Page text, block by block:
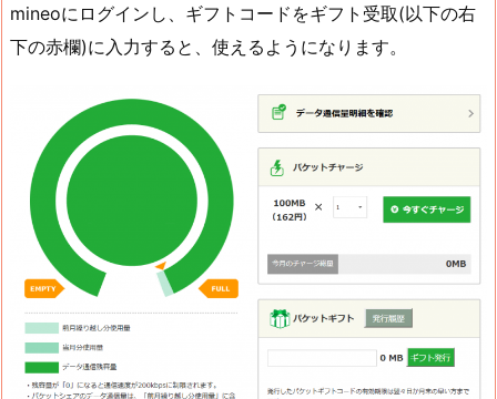
mineoにログインし、ギフトコードをギフト受取(以下の右
下の赤欄)に入力すると、使えるようになります。